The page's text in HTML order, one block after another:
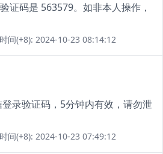
证码是 563579。如非本人操作，
间(+8): 2024-10-23 08:14:12
登录验证码，5分钟内有效，请勿泄
间(+8): 2024-10-23 07:49:12